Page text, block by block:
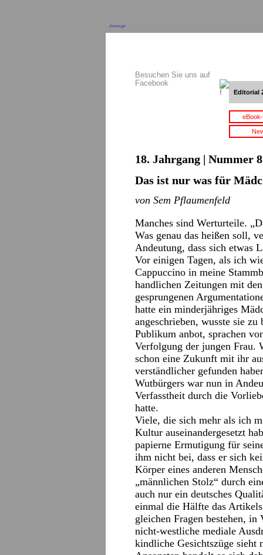
Anzeige
Besuchen Sie uns auf
Facebook
Editorial
18. Jahrgang | Nummer
Das ist nur was für
von Sem Pflaumenfeld
Manches sind Werturteile.
Was genau das heißen soll,
Andeutung, dass sich etwas
Vor einigen Tagen, als ich
Cappuccino in meine
handlichen Zeitungen mit
gesprungenen
hatte ein minderjähriges
angeschrieben, wusste sie
Publikum anbot, sprachen
Verfolgung der jungen Frau.
schon eine Zukunft mit ihr
verständlicher gefunden
Wutbürgers war nun in
Verfasstheit durch die
hatte.
Viele, die sich mehr als ich
Kultur auseinandergesetzt
papierne Ermutigung für
ihm nicht bei, dass er sich
Körper eines anderen
„männlichen Stolz“ durch
auch nur ein deutsches
einmal die Hälfte das
gleichen Fragen bestehen,
nicht-westliche mediale
kindliche Gesichtszüge sieht